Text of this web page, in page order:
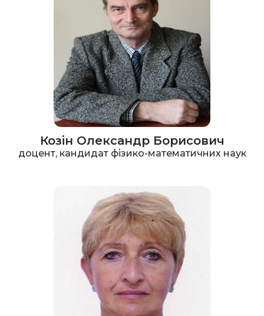
Козін Олександр Борисович
доцент, кандидат фізико-математичних наук